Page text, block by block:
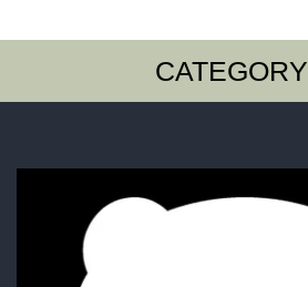
CATEGORY
T-SHIRTS LONG SLEEVE T
ACCESSORY